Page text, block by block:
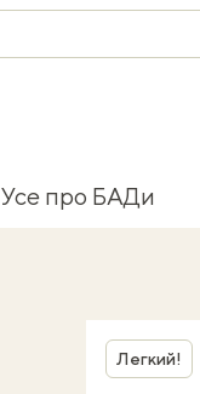
Усе про БАДи
Легкий!